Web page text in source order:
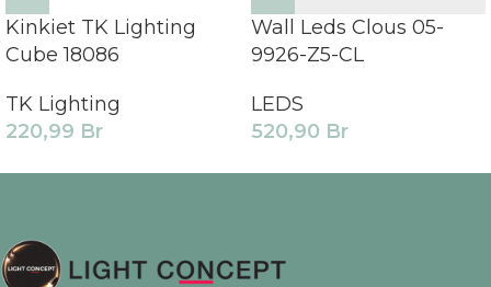
Kinkiet TK Lighting
Cube 18086
TK Lighting
220,99 Br
Wall Leds Clous 05-
9926-Z5-CL
LEDS
520,90 Br